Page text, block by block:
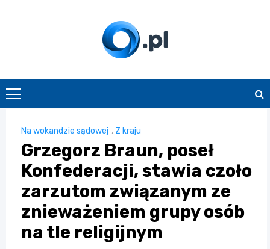
O.pl
Na wokandzie sądowej , Z kraju
Grzegorz Braun, poseł
Konfederacji, stawia czoło
zarzutom związanym ze
znieważeniem grupy osób
na tle religijnym